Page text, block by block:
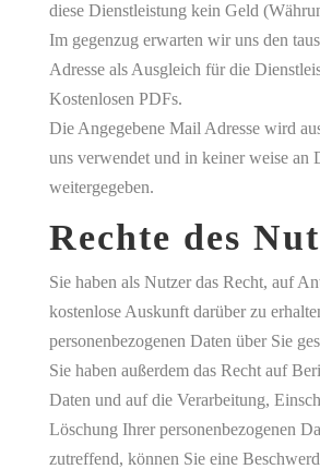
diese Dienstleistung kein Geld
Im gegenzug erwarten wir uns den
Adresse als Ausgleich für die
Kostenlosen PDFs.
Die Angegebene Mail Adresse wird
uns verwendet und in keiner weise an
weitergegeben.
Rechte des
Sie haben als Nutzer das Recht, auf
kostenlose Auskunft darüber zu
personenbezogenen Daten über Sie
Sie haben außerdem das Recht auf
Daten und auf die Verarbeitung,
Löschung Ihrer personenbezogenen
zutreffend, können Sie eine